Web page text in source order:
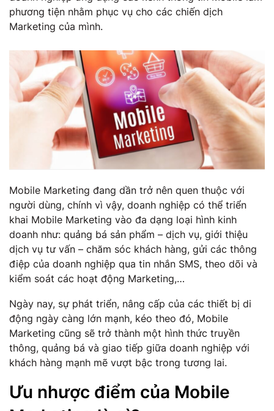
phương tiện nhằm phục vụ cho các chiến dịch
Marketing của mình.
Mobile Marketing đang dần trở nên quen thuộc với
người dùng, chính vì vậy, doanh nghiệp có thể triển
khai Mobile Marketing vào đa dạng loại hình kinh
doanh như: quảng bá sản phẩm – dịch vụ, giới thiệu
dịch vụ tư vấn – chăm sóc khách hàng, gửi các thông
điệp của doanh nghiệp qua tin nhắn SMS, theo dõi và
kiểm soát các hoạt động Marketing,…
Ngày nay, sự phát triển, nâng cấp của các thiết bị di
động ngày càng lớn mạnh, kéo theo đó, Mobile
Marketing cũng sẽ trở thành một hình thức truyền
thông, quảng bá và giao tiếp giữa doanh nghiệp với
khách hàng mạnh mẽ vượt bậc trong tương lai.
Ưu nhược điểm của Mobile